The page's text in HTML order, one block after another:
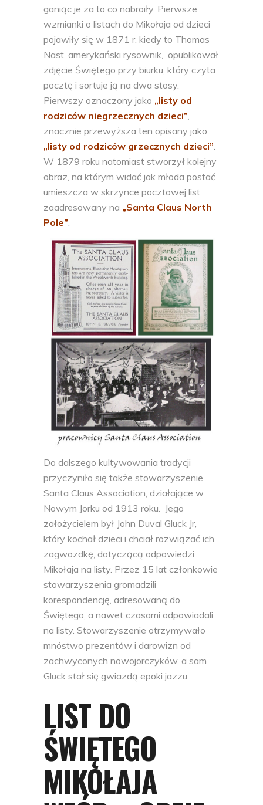
ganiąc je za to co nabroiły. Pierwsze
wzmianki o listach do Mikołaja od dzieci
pojawiły się w 1871 r. kiedy to Thomas
Nast, amerykański rysownik, opublikował
zdjęcie Świętego przy biurku, który czyta
pocztę i sortuje ją na dwa stosy.
Pierwszy oznaczony jako „listy od
rodziców niegrzecznych dzieci”
znacznie przewyższa ten opisany jako
„listy od rodziców grzecznych dzieci”
W 1879 roku natomiast stworzył kolejny
obraz, na którym widać jak młoda postać
umieszcza w skrzynce pocztowej list
zaadresowany na „Santa Claus North
Pole”
Do dalszego kultywowania tradycji
przyczyniło się także stowarzyszenie
Santa Claus Association, działające w
Nowym Jorku od 1913 roku. Jego
założycielem był John Duval Gluck Jr,
który kochał dzieci i chciał rozwiązać ich
zagwozdkę, dotyczącą odpowiedzi
Mikołaja na listy. Przez 15 lat członkowie
stowarzyszenia gromadzili
korespondencję, adresowaną do
Świętego, a nawet czasami odpowiadali
na listy. Stowarzyszenie otrzymywało
mnóstwo prezentów i darowizn od
zachwyconych nowojorczyków, a sam
Gluck stał się gwiazdą epoki jazzu.
LIST DO
ŚWIĘTEGO
MIKOŁAJA